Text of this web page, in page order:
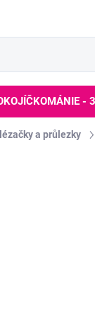
-
a průlezky